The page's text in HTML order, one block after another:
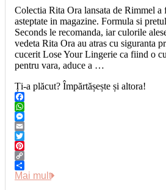
Colectia Rita Ora lansata de Rimmel a
asteptate in magazine. Formula si
Seconds le recomanda, iar culorile
vedeta Rita Ora au atras cu siguranta
cucerit Lose Your Lingerie ca fiind o
pentru vara, aduce a …
Ți-a plăcut? Împărtășește și altora!
Facebook
WhatsApp
Messenger
Email
Twitter
Pinterest
Copy
Link
Share
Mai mult